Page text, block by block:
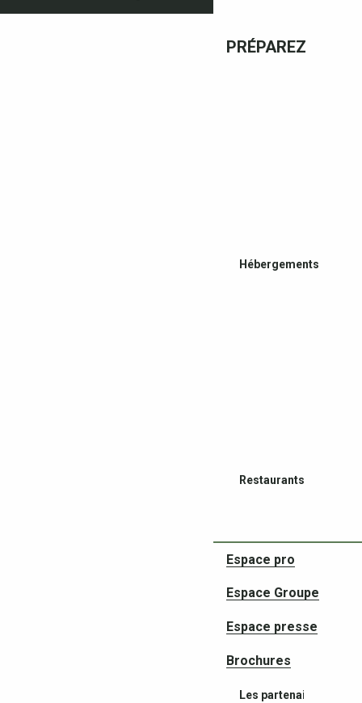
PRÉPAREZ
Hébergements
Restaurants
Les partenaires de
Espace pro
Espace Groupe
Espace presse
Brochures